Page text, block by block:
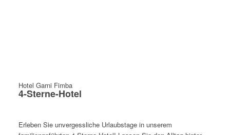
Hotel Garni Fimba
4-Sterne-Hotel
Erleben Sie unvergessliche Urlaubstage in unserem